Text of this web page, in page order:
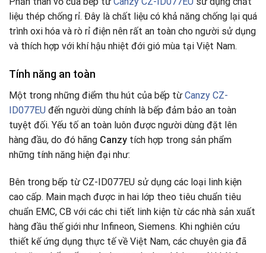
liệu thép chống rỉ. Đây là chất liệu có khả năng chống lại quá
trình oxi hóa và rò rỉ điện nên rất an toàn cho người sử dụng
và thích hợp với khí hậu nhiệt đới gió mùa tại Việt Nam.
Tính năng an toàn
Một trong những điểm thu hút của bếp từ Canzy CZ-
ID077EU đến người dùng chính là bếp đảm bảo an toàn
tuyệt đối. Yếu tố an toàn luôn được người dùng đặt lên
hàng đầu, do đó hãng Canzy tích hợp trong sản phẩm
những tính năng hiện đại như:
Bên trong bếp từ CZ-ID077EU sử dụng các loại linh kiện
cao cấp. Main mạch được in hai lớp theo tiêu chuẩn tiêu
chuẩn EMC, CB với các chi tiết linh kiện từ các nhà sản xuất
hàng đầu thế giới như Infineon, Siemens. Khi nghiên cứu
thiết kế ứng dụng thực tế về Việt Nam, các chuyên gia đã